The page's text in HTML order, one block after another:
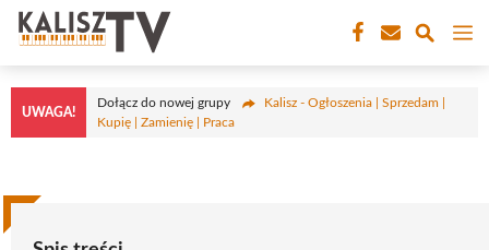
Przejdź
treści
UWAGA!
Dołącz do nowej grupy
Kalisz - Ogłoszenia | Sprzedam |
Kupię | Zamienię | Praca